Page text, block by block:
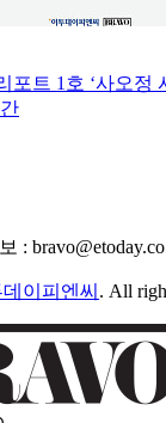
포트 1호 ‘사오정
:
이피엔씨 . All